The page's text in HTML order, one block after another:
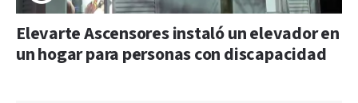
Elevarte Ascensores instaló un elevador en
un hogar para personas con discapacidad